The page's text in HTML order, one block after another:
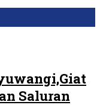
Saluran